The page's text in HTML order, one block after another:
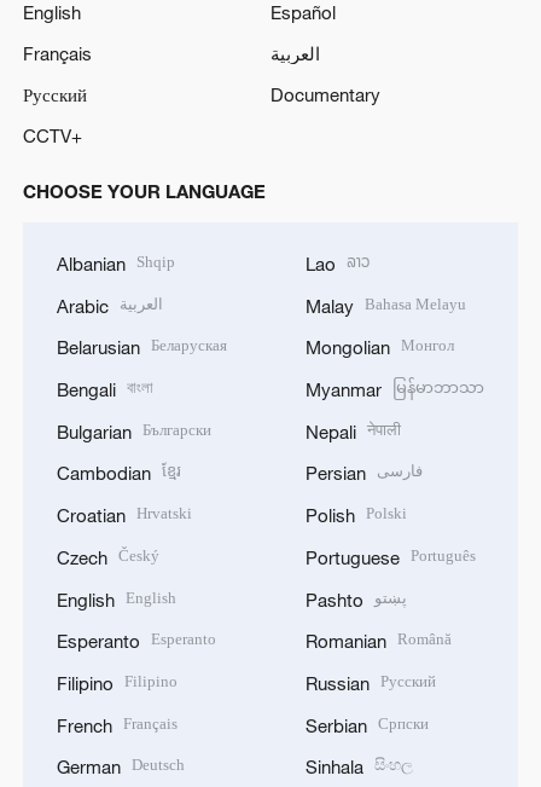
English
Español
Français
العربية
Русский
Documentary
CCTV+
CHOOSE YOUR LANGUAGE
Albanian Shqip
Arabic العربية
Belarusian Беларуская
Bengali বাংলা
Bulgarian Български
Cambodian ខ្មែរ
Croatian Hrvatski
Czech Český
English English
Esperanto Esperanto
Filipino Filipino
French Français
German Deutsch
Lao ລາວ
Malay Bahasa Melayu
Mongolian Монгол
Myanmar မြန်မာဘာသာ
Nepali नेपाली
Persian فارسی
Polish Polski
Portuguese Português
Pashto پښتو
Romanian Română
Russian Русский
Serbian Српски
Sinhala සිංහල